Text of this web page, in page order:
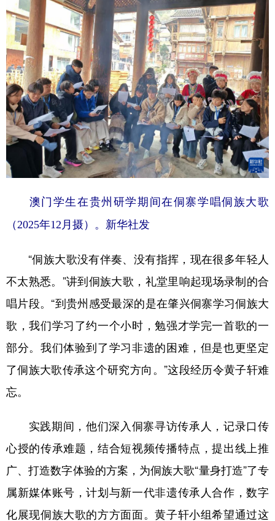
澳门学生在贵州研学期间在侗寨学唱侗族大歌
（2025年12月摄）。新华社发
“侗族大歌没有伴奏、没有指挥，现在很多年轻人
不太熟悉。”讲到侗族大歌，礼堂里响起现场录制的合
唱片段。“到贵州感受最深的是在肇兴侗寨学习侗族大
歌，我们学习了约一个小时，勉强才学完一首歌的一
部分。我们体验到了学习非遗的困难，但是也更坚定
了侗族大歌传承这个研究方向。”这段经历令黄子轩难
忘。
实践期间，他们深入侗寨寻访传承人，记录口传
心授的传承难题，结合短视频传播特点，提出线上推
广、打造数字体验的方案，为侗族大歌“量身打造”了专
属新媒体账号，计划与新一代非遗传承人合作，数字
化展现侗族大歌的方方面面。黄子轩小组希望通过这